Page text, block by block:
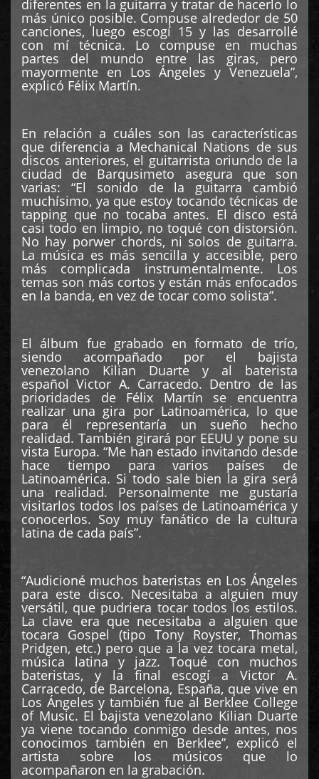
diferentes en la guitarra y tratar de hacerlo lo
más único posible. Compuse alrededor de 50
canciones, luego escogí 15 y las desarrollé
con mí técnica. Lo compuse en muchas
partes del mundo entre las giras, pero
mayormente en Los Ángeles y Venezuela”,
explicó Félix Martín.
En relación a cuáles son las características
que diferencia a Mechanical Nations de sus
discos anteriores, el guitarrista oriundo de la
ciudad de Barqusimeto asegura que son
varias: “El sonido de la guitarra cambió
muchísimo, ya que estoy tocando técnicas de
tapping que no tocaba antes. El disco está
casi todo en limpio, no toqué con distorsión.
No hay porwer chords, ni solos de guitarra.
La música es más sencilla y accesible, pero
más complicada instrumentalmente. Los
temas son más cortos y están más enfocados
en la banda, en vez de tocar como solista”.
El álbum fue grabado en formato de trío,
siendo acompañado por el bajista
venezolano Kilian Duarte y al baterista
español Victor A. Carracedo. Dentro de las
prioridades de Félix Martín se encuentra
realizar una gira por Latinoamérica, lo que
para él representaría un sueño hecho
realidad. También girará por EEUU y pone su
vista Europa. “Me han estado invitando desde
hace tiempo para varios países de
Latinoamérica. Si todo sale bien la gira será
una realidad. Personalmente me gustaría
visitarlos todos los países de Latinoamérica y
conocerlos. Soy muy fanático de la cultura
latina de cada país”.
“Audicioné muchos bateristas en Los Ángeles
para este disco. Necesitaba a alguien muy
versátil, que pudriera tocar todos los estilos.
La clave era que necesitaba a alguien que
tocara Gospel (tipo Tony Royster, Thomas
Pridgen, etc.) pero que a la vez tocara metal,
música latina y jazz. Toqué con muchos
bateristas, y la final escogí a Victor A.
Carracedo, de Barcelona, España, que vive en
Los Ángeles y también fue al Berklee College
of Music. El bajista venezolano Kilian Duarte
ya viene tocando conmigo desde antes, nos
conocimos también en Berklee”, explicó el
artista sobre los músicos que lo
acompañaron en la grabación.